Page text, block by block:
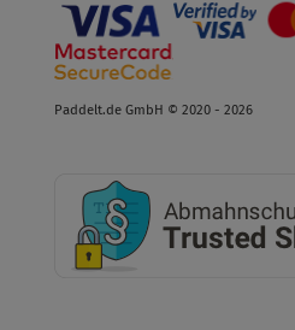
Paddelt.de GmbH © 2020 - 2026